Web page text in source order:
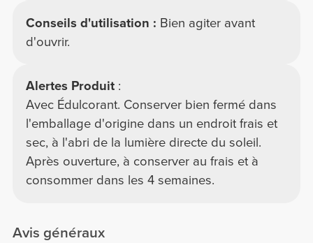
Conseils d'utilisation : Bien agiter avant
d'ouvrir.
Alertes Produit :
Avec Édulcorant. Conserver bien fermé dans
l'emballage d'origine dans un endroit frais et
sec, à l'abri de la lumière directe du soleil.
Après ouverture, à conserver au frais et à
consommer dans les 4 semaines.
Avis généraux